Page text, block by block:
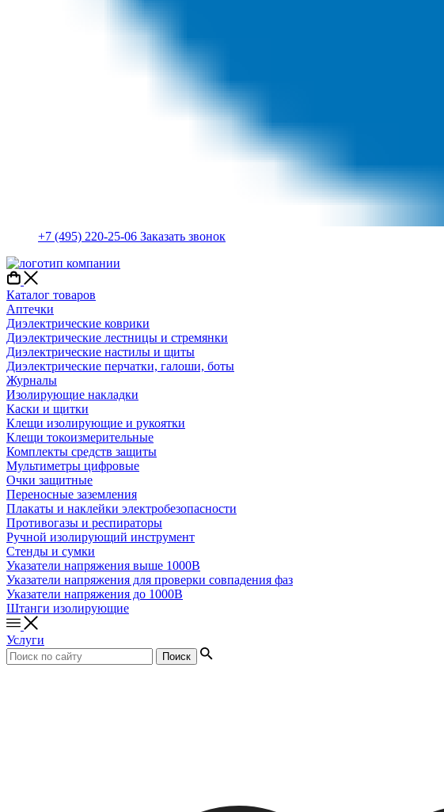
+7 (495) 220-25-06 Заказать звонок
Каталог товаров
Аптечки
Диэлектрические коврики
Диэлектрические лестницы и стремянки
Диэлектрические настилы и щиты
Диэлектрические перчатки, галоши, боты
Журналы
Изолирующие накладки
Каски и щитки
Клещи изолирующие и рукоятки
Клещи токоизмерительные
Комплекты средств защиты
Мультиметры цифровые
Очки защитные
Переносные заземления
Плакаты и наклейки электробезопасности
Противогазы и респираторы
Ручной изолирующий инструмент
Стенды и сумки
Указатели напряжения выше 1000В
Указатели напряжения для проверки совпадения фаз
Указатели напряжения до 1000В
Штанги изолирующие
Услуги